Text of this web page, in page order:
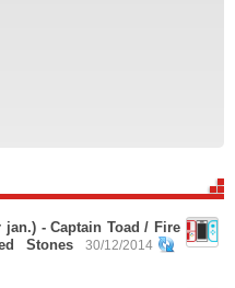
jan.) - Captain Toad / Fire
Stones
30/12/2014